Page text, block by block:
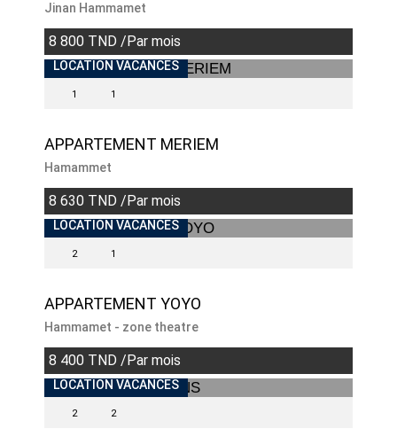
Jinan Hammamet
8 800 TND /Par mois
LOCATION VACANCES
1 1
APPARTEMENT MERIEM
Hamammet
8 630 TND /Par mois
INDISPONIBLE
LOCATION VACANCES
2 1
APPARTEMENT YOYO
Hammamet - zone theatre
8 400 TND /Par mois
INDISPONIBLE
LOCATION VACANCES
2 2